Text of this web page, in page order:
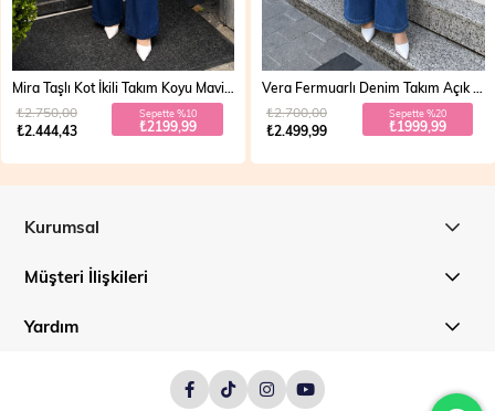
Mira Taşlı Kot İkili Takım Koyu Mavi 19286
₺2.444,43
₺2.750,00 Sepette %10
₺2199,99 ₺2.499,99
₺2.700,00 Sepette %20
₺1999,99
Kurumsal
Müşteri İlişkileri
Yardım